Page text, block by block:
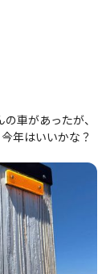
車があったが、